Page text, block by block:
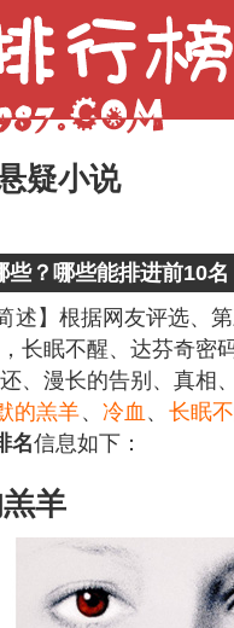
疑小说
？哪些能排进前10名
述】 根据网友评选、
长眠不醒、达芬奇密
、漫长的告别、真相
的羔羊、 冷血 、 长眠
名信息如下：
羊